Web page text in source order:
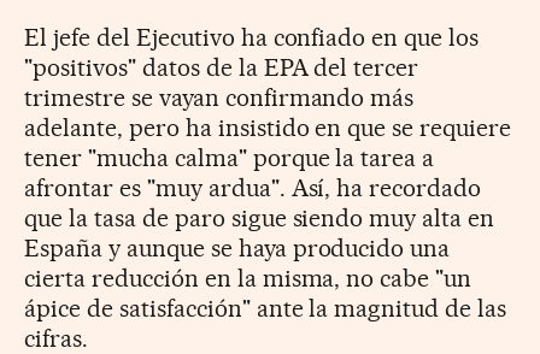
El jefe del Ejecutivo ha confiado en que los
"positivos" datos de la EPA del tercer
trimestre se vayan confirmando más
adelante, pero ha insistido en que se requiere
tener "mucha calma" porque la tarea a
afrontar es "muy ardua". Así, ha recordado
que la tasa de paro sigue siendo muy alta en
España y aunque se haya producido una
cierta reducción en la misma, no cabe "un
ápice de satisfacción" ante la magnitud de las
cifras.